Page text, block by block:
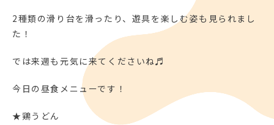
2種類の滑り台を滑ったり、遊具を楽しむ姿も見られまし
た！
では来週も元気に来てくださいね♬
今日の昼食メニューです！
★鶏うどん